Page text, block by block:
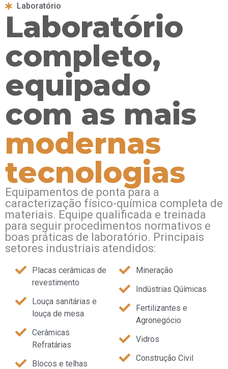
Laboratório
Laboratório
completo,
equipado
com as mais
modernas
tecnologias
Equipamentos de ponta para a
caracterização físico-química completa de
materiais. Equipe qualificada e treinada
para seguir procedimentos normativos e
boas práticas de laboratório. Principais
setores industriais atendidos:
Placas cerâmicas de
revestimento
Louça sanitárias e
louça de mesa
Cerâmicas
Refratárias
Blocos e telhas
Mineração
Indústrias Qúímicas
Fertilizantes e
Agronegócio
Vidros
Construção Civil